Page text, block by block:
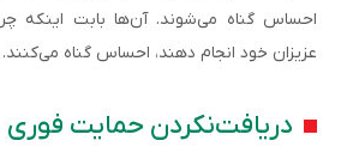
احساس گناه می‌شوند. آن‌ها بابت اینکه چرا
عزیزان خود انجام دهند، احساس گناه می‌کنند.
دریافت‌نکردن حمایت فوری